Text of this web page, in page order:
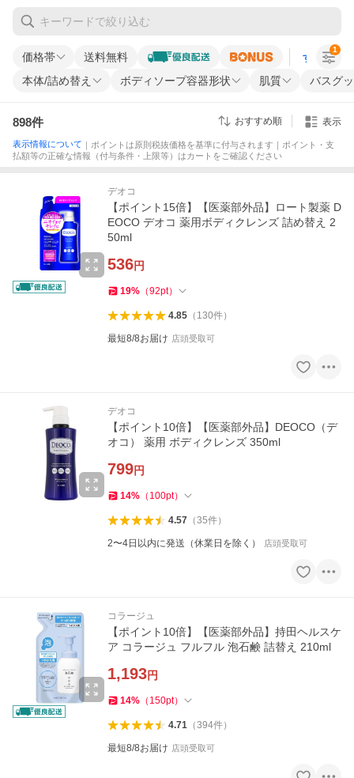
価格帯 送料無料 すべての条
本体/詰め替え ボディソープ容器形状 肌質 バスグ
1
898件 おすすめ順 表示
表示情報について ｜ポイントは原則税抜価格を基準に付与されます｜ポイント・支
払額等の正確な情報（付与条件・上限等）はカートをご確認ください
デオコ
【ポイント15倍】【医薬部外品】ロート製薬 D
EOCO デオコ 薬用ボディクレンズ 詰め替え 2
50ml
536円
19% （92pt）
4.85（ 130件）
最短8/8お届け 店頭受取可
デオコ
【ポイント10倍】【医薬部外品】DEOCO（デ
オコ） 薬用 ボディクレンズ 350ml
799円
14% （ 100pt）
4.57（35件）
2〜4日以内に発送（休業日を除く） 店頭受取可
コラージュ
【ポイント10倍】【医薬部外品】持田ヘルスケ
ア コラージュ フルフル 泡石鹸 詰替え 210ml
1,193円
14% （ 150pt）
4.71（394件）
最短8/8お届け 店頭受取可